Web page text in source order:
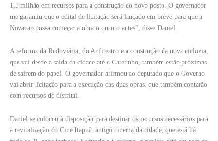
1,5 milhão em recursos para a construção do novo posto. O governador
me garantiu que o edital de licitação será lançado em breve para que a
Novacap possa começar a obra o quanto antes”, disse Daniel.
A reforma da Rodoviária, do Anfiteatro e a construção da nova ciclovia,
que vai desde a saída da cidade até o Catetinho, também estão próximas
de saírem do papel. O governador afirmou ao deputado que o Governo
vai abrir licitação para a execução das duas obras, que também contarão
com recursos do distrital.
Daniel se colocou à disposição para destinar os recursos necessários para
a revitalização do Cine Itapuã, antigo cinema da cidade, que está há